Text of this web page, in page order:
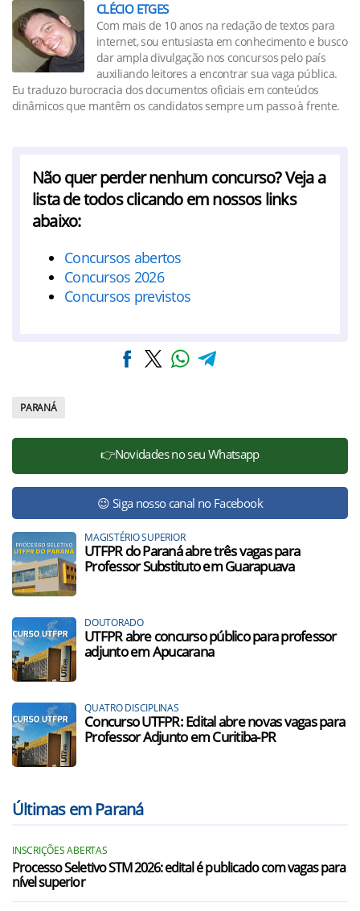
CLÉCIO ETGES
Com mais de 10 anos na redação de textos para
internet, sou entusiasta em conhecimento e busco
dar ampla divulgação nos concursos pelo país
auxiliando leitores a encontrar sua vaga pública.
Eu traduzo burocracia dos documentos oficiais em conteúdos
dinâmicos que mantêm os candidatos sempre um passo à frente.
Não quer perder nenhum concurso? Veja a
lista de todos clicando em nossos links
abaixo:
Concursos abertos
Concursos 2026
Concursos previstos
PARANÁ
👉Novidades no seu Whatsapp
😉 Siga nosso canal no Facebook
MAGISTÉRIO SUPERIOR
UTFPR do Paraná abre três vagas para
Professor Substituto em Guarapuava
DOUTORADO
UTFPR abre concurso público para professor
adjunto em Apucarana
QUATRO DISCIPLINAS
Concurso UTFPR: Edital abre novas vagas para
Professor Adjunto em Curitiba-PR
Últimas em Paraná
INSCRIÇÕES ABERTAS
Processo Seletivo STM 2026: edital é publicado com vagas para
nível superior